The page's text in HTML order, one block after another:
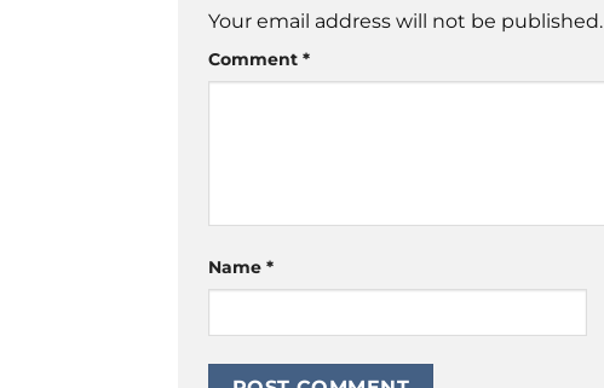
Your email address will not be published.
Comment *
Name *